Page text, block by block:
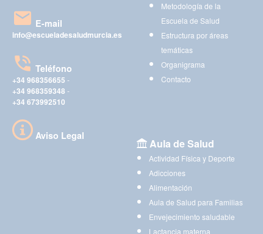
E-mail
info@escueladesaludmurcia.es
Teléfono
+34 968356655 -
+34 968359348 -
+34 673992510
Aviso Legal
Metodología de la
Escuela de Salud
Estructura por áreas
temáticas
Organigrama
Contacto
Aula de Salud
Actividad Física y Deporte
Adicciones
Alimentación
Aula de Salud para Familias
Envejecimiento saludable
Lactancia materna